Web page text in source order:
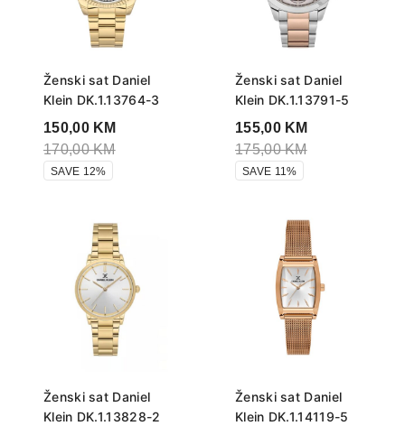
Ženski sat Daniel
Klein DK.1.13764-3
150,00 KM
170,00KM
SAVE 12%
Ženski sat Daniel
Klein DK.1.13791-5
155,00 KM
175,00KM
SAVE 11%
Ženski sat Daniel
Klein DK.1.13828-2
Ženski sat Daniel
Klein DK.1.14119-5